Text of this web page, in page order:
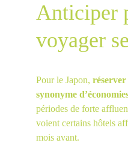
Anticiper
voyager
Pour le Japon, réserver
synonyme
périodes de forte
voient certains hôtels
mois avant.